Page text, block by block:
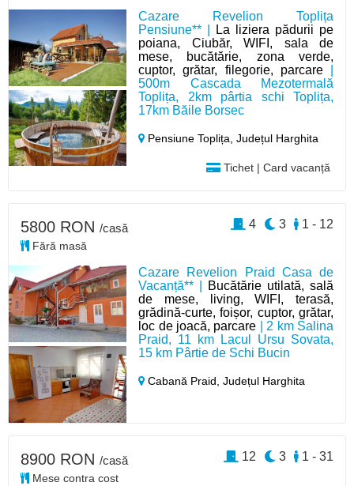
Cazare Revelion Toplița
Pensiune** |
La liziera pădurii pe
poiana, Ciubăr, WIFI, sala de
mese, bucătărie, zona verde,
cuptor, grătar, filegorie, parcare|
500m Cascada Mezotermală
Toplița, 2km pârtia schi Toplița,
17km Băile Borsec
Pensiune Toplița,Județul Harghita
Tichet | Card vacanță
Cazare Revelion Praid Casa de
Vacanță** |
Bucătărie utilată, sală
de mese, living, WIFI, terasă,
grădină-curte, foișor, cuptor, grătar,
loc de joacă, parcare | 2 km Salina
Praid, 11 km Lacul Ursu Sovata,
15 km Pârtie de Schi Bucin
Cabană Praid,Județul Harghita
5800 RON /casă
Fără masă
1 - 12
3
4
8900 RON /casă
Mese contra cost
1 - 31
3
12